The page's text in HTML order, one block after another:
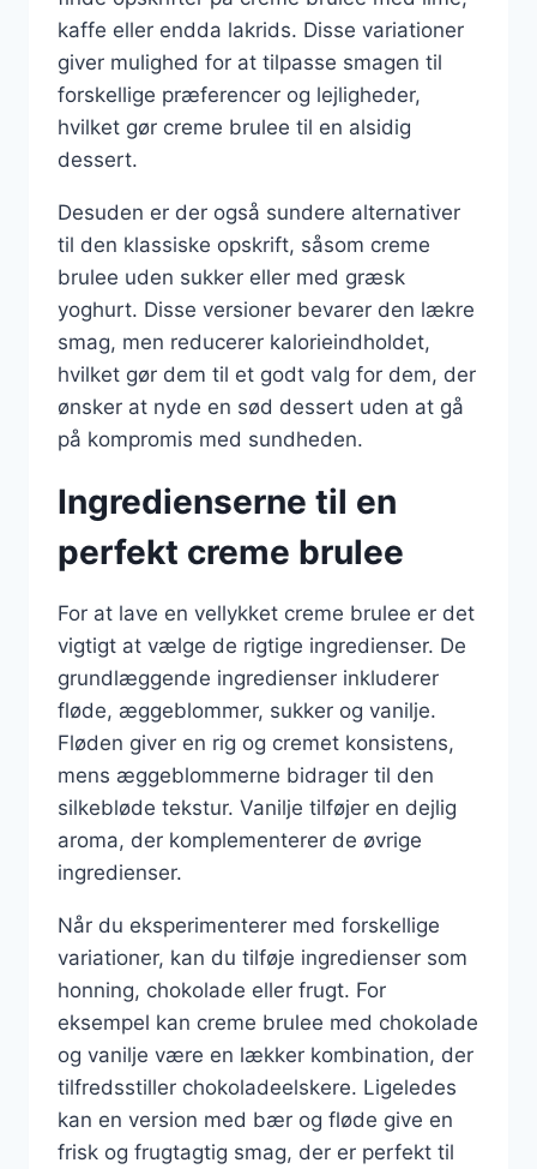
kaffe eller endda lakrids. Disse variationer
giver mulighed for at tilpasse smagen til
forskellige præferencer og lejligheder,
hvilket gør creme brulee til en alsidig
dessert.
Desuden er der også sundere alternativer
til den klassiske opskrift, såsom creme
brulee uden sukker eller med græsk
yoghurt. Disse versioner bevarer den lækre
smag, men reducerer kalorieindholdet,
hvilket gør dem til et godt valg for dem, der
ønsker at nyde en sød dessert uden at gå
på kompromis med sundheden.
Ingredienserne til en
perfekt creme brulee
For at lave en vellykket creme brulee er det
vigtigt at vælge de rigtige ingredienser. De
grundlæggende ingredienser inkluderer
fløde, æggeblommer, sukker og vanilje.
Fløden giver en rig og cremet konsistens,
mens æggeblommerne bidrager til den
silkebløde tekstur. Vanilje tilføjer en dejlig
aroma, der komplementerer de øvrige
ingredienser.
Når du eksperimenterer med forskellige
variationer, kan du tilføje ingredienser som
honning, chokolade eller frugt. For
eksempel kan creme brulee med chokolade
og vanilje være en lækker kombination, der
tilfredsstiller chokoladeelskere. Ligeledes
kan en version med bær og fløde give en
frisk og frugtagtig smag, der er perfekt til